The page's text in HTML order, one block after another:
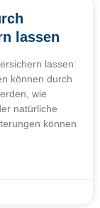
lassen
lassen:
können durch
wie
natürliche
können